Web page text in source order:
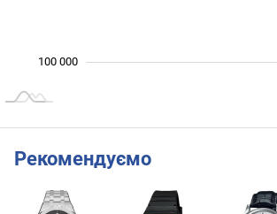
100 000
Рекомендуємо